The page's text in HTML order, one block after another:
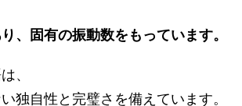
、固有の振動数をもっています。
、
独自性と完璧さを備えています。